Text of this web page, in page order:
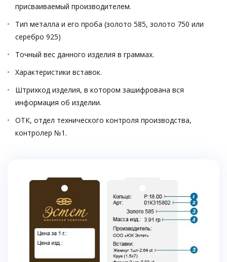
присваиваемый производителем.
Тип металла и его проба (золото 585, золото 750 или
серебро 925)
Точный вес данного изделия в граммах.
Характеристики вставок.
Штрихкод изделия, в котором зашифрована вся
информация об изделии.
ОТК, отдел технического контроля производства,
контролер №1.